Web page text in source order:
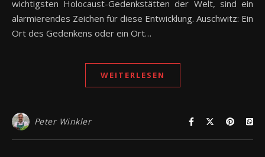
wichtigsten Holocaust-Gedenkstätten der Welt, sind ein
alarmierendes Zeichen für diese Entwicklung. Auschwitz: Ein
Ort des Gedenkens oder ein Ort…
WEITERLESEN
Peter Winkler